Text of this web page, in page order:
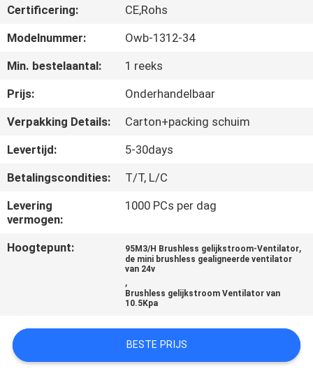
KWALITEITSCONTROLE
NEEM
CONTACT
MET
ONS
OP
NIEUWS
VRAAG
SITEMAP
Certificering:
CE,Rohs
Modelnummer:
Owb-1312-34
Min. bestelaantal:
1 reeks
Prijs:
Onderhandelbaar
Verpakking Details:
Carton+packing schuim
Levertijd:
5-30days
Betalingscondities:
T/T, L/C
Levering
vermogen:
1000 PCs per dag
Hoogtepunt: 95M3/H Brushless gelijkstroom-Ventilator,
de mini brushless gealigneerde ventilator
van 24v
,
Brushless gelijkstroom Ventilator van
10.5Kpa
BESTE PRIJS